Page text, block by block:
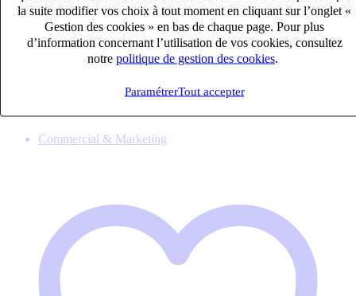
la suite modifier vos choix à tout moment en cliquant sur l’onglet «
Gestion des cookies » en bas de chaque page. Pour plus
d’information concernant l’utilisation de vos cookies, consultez
notre politique de gestion des cookies
ParamétrerTout accepter
Commercial sédentaire (H/F)
CDI
THOUARS, Deux-Sèvres (79100)
Commercial & Marketing